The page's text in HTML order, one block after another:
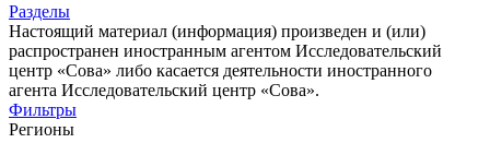
Разделы
Настоящий материал (информация) произведен и (или)
распространен иностранным агентом Исследовательский
центр «Сова» либо касается деятельности иностранного
агента Исследовательский центр «Сова».
Фильтры
Регионы